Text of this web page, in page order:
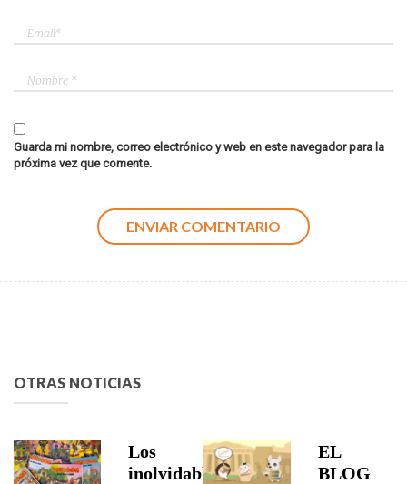
Guarda mi nombre, correo electrónico y web en este navegador para la
próxima vez que comente.
OTRAS NOTICIAS
Los
inolvidables
EL
BLOG